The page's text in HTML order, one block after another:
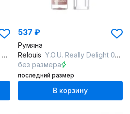
537 ₽
Румяна
Relouis Y.O.U. Really Delight 03 Lightly warm
без размера
последний размер
В корзину